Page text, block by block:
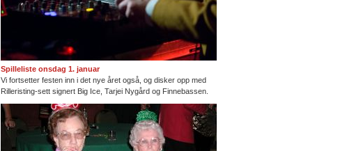
Spilleliste onsdag 1. januar
Vi fortsetter festen inn i det nye året også, og disker opp med
Rilleristing-sett signert Big Ice, Tarjei Nygård og Finnebassen.